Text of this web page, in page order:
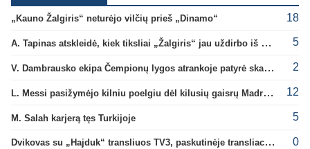
„Kauno Žalgiris“ neturėjo vilčių prieš „Dinamo“ 18
A. Tapinas atskleidė, kiek tiksliai „Žalgiris“ jau uždirbo iš UEFA premijų 5
V. Dambrausko ekipa Čempionų lygos atrankoje patyrė skaudžią nesėkmę 2
L. Messi pasižymėjo kilniu poelgiu dėl kilusių gaisrų Madride 12
M. Salah karjerą tęs Turkijoje 5
Dvikovas su „Hajduk“ transliuos TV3, paskutinėje transliacijoje – nauji rekordai 0